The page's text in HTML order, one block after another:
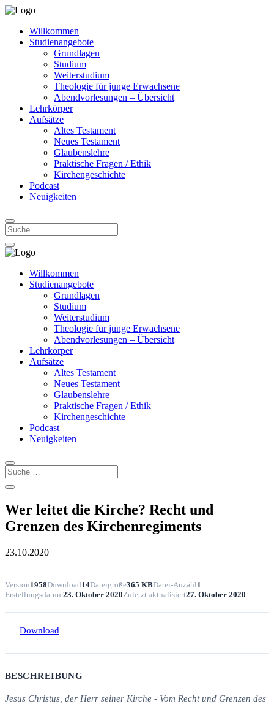
Willkommen
Studienangebote
Grundlagen
Studium
Weiterstudium
Theologie für junge Erwachsene
Abendvorlesungen – Übersicht
Lehrkörper
Aufsätze
Altes Testament
Neues Testament
Glaubenslehre
Praktische Fragen / Ethik
Kirchengeschichte
Podcast
Neuigkeiten
Willkommen
Studienangebote
Grundlagen
Studium
Weiterstudium
Theologie für junge Erwachsene
Abendvorlesungen – Übersicht
Lehrkörper
Aufsätze
Altes Testament
Neues Testament
Glaubenslehre
Praktische Fragen / Ethik
Kirchengeschichte
Podcast
Neuigkeiten
Wer leitet die Kirche? Recht und
Grenzen des Kirchenregiments
23.10.2020
Version1958Download14Dateigröße365 KBDatei-Anzahl1
Erstellungsdatum23. Oktober 2020Zuletzt aktualisiert27. Oktober 2020
Download
BESCHREIBUNG
Jesus Christus, der Herr seiner Kirche - Vom Recht und Grenzen des